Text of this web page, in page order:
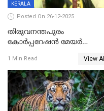
KERALA
Posted On 26-12-2025
തിരുവനന്തപുരം
കോര്‍പ്പറേഷന്‍ മേയര്‍
ഹൈക്കോടതിയിലേക്ക്;
സത്യപ്രതിജ്ഞ ചടങ്ങില്‍
ചട്ടലംഘനമെന്ന് പാർട്ടി
1 Min Read View All